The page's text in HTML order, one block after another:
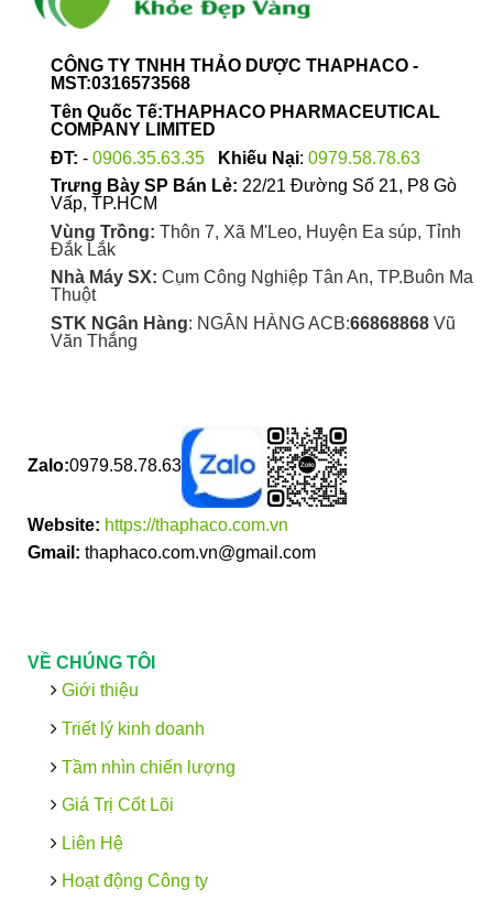
CÔNG TY TNHH THẢO DƯỢC THAPHACO -
MST:0316573568
Tên Quốc Tế:THAPHACO PHARMACEUTICAL
COMPANY LIMITED
ĐT: - 0906.35.63.35 Khiếu Nại: 0979.58.78.63
Trưng Bày SP Bán Lẻ: 22/21 Đường Số 21, P8 Gò
Vấp, TP.HCM
Vùng Trồng: Thôn 7, Xã M'Leo, Huyện Ea súp, Tỉnh
Đắk Lắk
Nhà Máy SX: Cụm Công Nghiệp Tân An, TP.Buôn Ma
Thuột
STK NGân Hàng: NGÂN HÀNG ACB:66868868Vũ
Văn Thắng
Zalo:0979.58.78.63
Website: https://thaphaco.com.vn
Gmail: thaphaco.com.vn@gmail.com
VỀ CHÚNG TÔI
Giới thiệu
Triết lý kinh doanh
Tầm nhìn chiến lượng
Giá Trị Cốt Lõi
Liên Hệ
Hoạt động Công ty